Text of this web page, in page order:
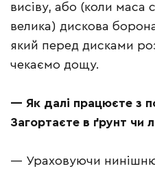
висіву, або (коли маса
велика) дискова
який перед дисками
чекаємо дощу.
— Як далі працюєте з
Загортаєте в ґрунт чи
— Ураховуючи нинішню